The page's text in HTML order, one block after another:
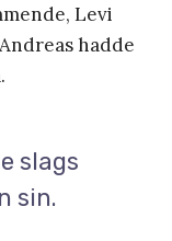
Levi
hadde
slags
sin.